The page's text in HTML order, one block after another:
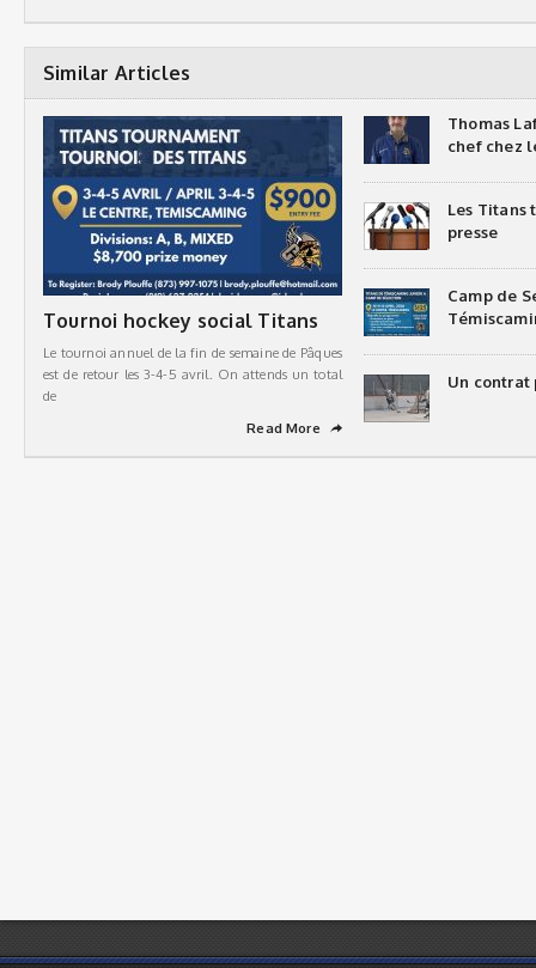
Similar Articles
Tournoi hockey social Titans
Le tournoi annuel de la fin de semaine de Pâques
est de retour les 3-4-5 avril. On attends un total
de
Read More
➦
Thomas
chef chez
Les Titans
presse
Camp de
Un contrat